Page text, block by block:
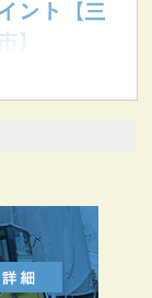
ント【三
】
に東海三県で